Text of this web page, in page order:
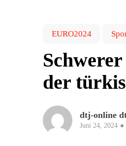
EURO2024
der
dtj-online
Juni 24, 2024